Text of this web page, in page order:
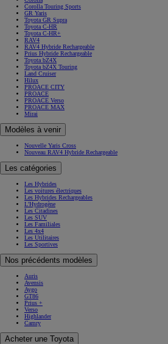
Corolla Touring Sports
GR Yaris
Toyota GR Supra
Toyota C-HR
Toyota C-HR+
RAV4
RAV4 Hybride Rechargeable
Prius Hybride Rechargeable
Toyota bZ4X
Toyota bZ4X Touring
Land Cruiser
Hilux
PROACE CITY
PROACE
PROACE Verso
PROACE MAX
Mirai
Modèles à venir
Nouvelle Yaris Cross
Nouveau RAV4 Hybride Rechargeable
Les catégories
Les Hybrides
Les voitures électriques
Les Hybrides Rechargeables
L'Hydrogène
Les Citadines
Les SUV
Les Familiales
Les 4x4
Les Utilitaires
Les Sportives
Nos précédents modèles
Auris
Avensis
Aygo
GT86
Prius +
Verso
Highlander
Camry
Acheter une Toyota